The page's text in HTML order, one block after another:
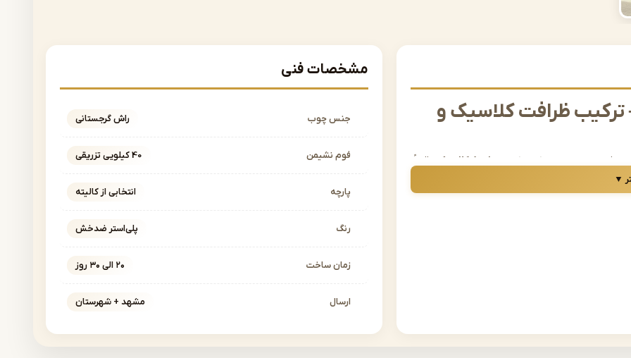
ظرافت کلاسیک و
فرم‌های امروزی ترکیب کند، مبل نئوکلاسیک
دقیقاً
اخیر در دکوراسیون داخلی بسیار پرطرفدار
نئوکلاسیک در مشهد را دارید، در جای درستی
▼
مشخصات فنی
جنس چوب راش گرجستانی
فوم نشیمن 40 کیلویی تزریقی
پارچه انتخابی از کالیته
رنگ پلی‌استر ضدخش
زمان ساخت ۲۰ الی ۳۰ روز
ارسال مشهد + شهرستان